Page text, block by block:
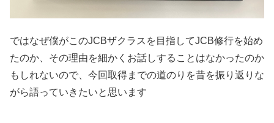
ではなぜ僕がこのJCBザクラスを目指してJCB修行を始め
たのか、その理由を細かくお話しすることはなかったのか
もしれないので、今回取得までの道のりを昔を振り返りな
がら語っていきたいと思います